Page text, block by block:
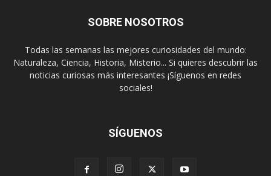
SOBRE NOSOTROS
Todas las semanas las mejores curiosidades del mundo:
Naturaleza, Ciencia, Historia, Misterio... Si quieres descubrir las
noticias curiosas más interesantes ¡Síguenos en redes
sociales!
SÍGUENOS